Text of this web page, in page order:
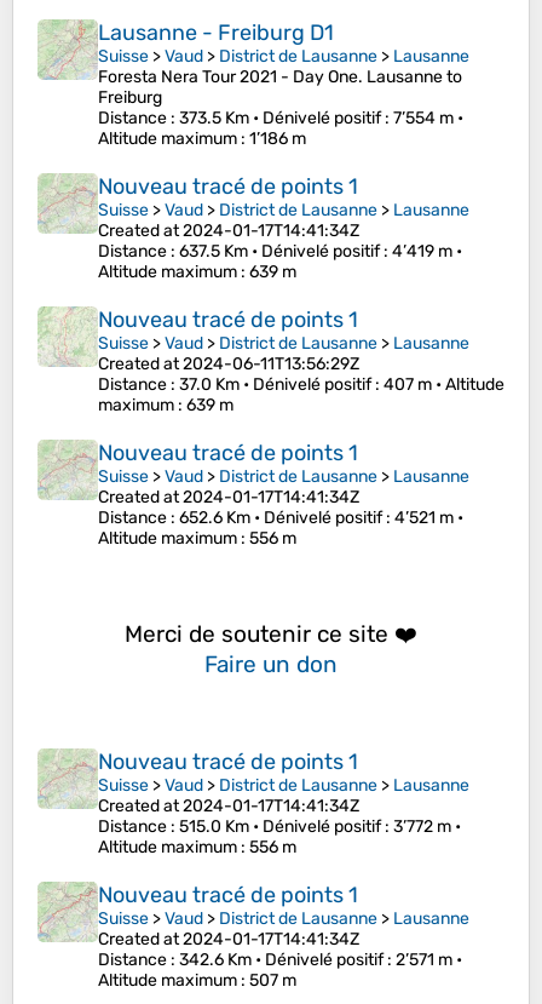
Lausanne - Freiburg D1
Suisse >Vaud > District de Lausanne > Lausanne
Foresta Nera Tour 2021 - Day One. Lausanne to
Freiburg
Distance : 373.5 Km • Dénivelé positif: 7’554 m •
Altitude maximum : 1’186 m
Nouveau tracé de points 1
Suisse >Vaud > District de Lausanne > Lausanne
Created at 2024-01-17T14:41:34Z
Distance : 637.5 Km • Dénivelé positif: 4’419 m •
Altitude maximum : 639 m
Nouveau tracé de points 1
Suisse >Vaud > District de Lausanne > Lausanne
Created at 2024-06-11T13:56:29Z
Distance : 37.0 Km • Dénivelé positif: 407 m •Altitude
maximum : 639 m
Nouveau tracé de points 1
Suisse >Vaud > District de Lausanne > Lausanne
Created at 2024-01-17T14:41:34Z
Distance : 652.6 Km • Dénivelé positif: 4’521 m •
Altitude maximum : 556 m
Merci de soutenir ce site ❤️
Faire un don
Nouveau tracé de points 1
Suisse >Vaud > District de Lausanne > Lausanne
Created at 2024-01-17T14:41:34Z
Distance : 515.0 Km • Dénivelé positif: 3’772 m •
Altitude maximum : 556 m
Nouveau tracé de points 1
Suisse >Vaud > District de Lausanne > Lausanne
Created at 2024-01-17T14:41:34Z
Distance : 342.6 Km • Dénivelé positif: 2’571 m •
Altitude maximum : 507 m